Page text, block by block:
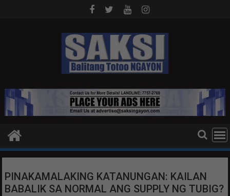
PINAKAMALAKING KATANUNGAN: KAILAN
BABALIK SA NORMAL ANG SUPPLY NG TUBIG?